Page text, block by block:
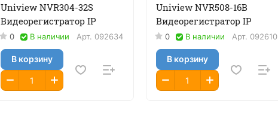
Uniview NVR304-32S
Видеорегистратор IP
0 В наличии Арт. 092634
В корзину
Uniview NVR508-16B
Видеорегистратор IP
0 В наличии Арт. 092610
В корзину